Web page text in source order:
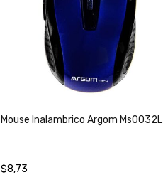
Mouse Inalambrico Argom Ms0032L
$8,73